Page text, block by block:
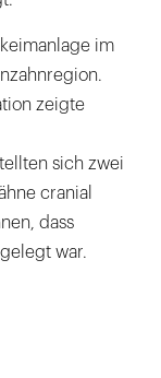
im
zeigte
sich zwei
cranial
dass
war.